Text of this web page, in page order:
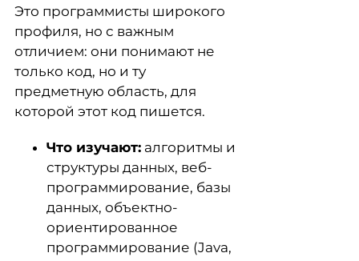
Это программисты широкого
профиля, но с важным
отличием: они понимают не
только код, но и ту
предметную область, для
которой этот код пишется.
Что изучают: алгоритмы и
структуры данных, веб-
программирование, базы
данных, объектно-
ориентированное
программирование (Java,